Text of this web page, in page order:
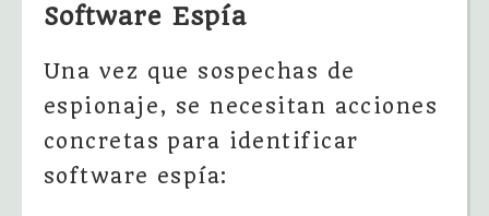
Software Espía
Una vez que sospechas de
espionaje, se necesitan acciones
concretas para identificar
software espía: